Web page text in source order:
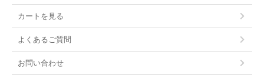
カートを見る
よくあるご質問
お問い合わせ